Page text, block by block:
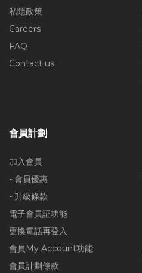
私隱政策
Careers
FAQ
Contact us
會員計劃
加入會員
- 會員優惠
- 升級條款
電子會員証功能
更換電話再登入
會員My Account功能
會員計劃條款